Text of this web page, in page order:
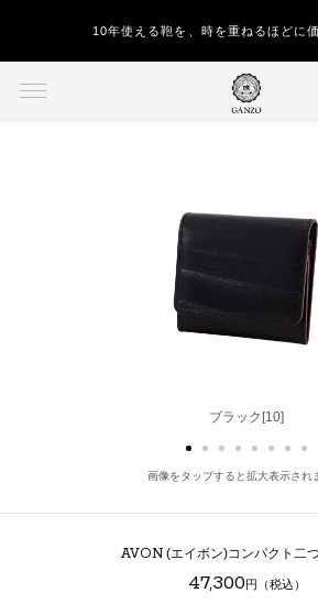
10年使える鞄を、時を重ねるほどに
ブラック[10]
ダークブラウン[56]
画像をタップすると拡大表示され
AVON(エイボン)コンパクト二
47,300円（税込）